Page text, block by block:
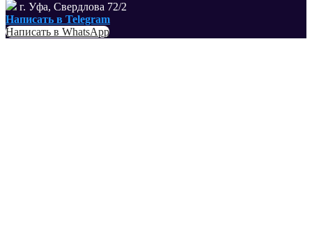
г. Уфа, Свердлова 72/2
Написать в Telegram
Написать в WhatsApp